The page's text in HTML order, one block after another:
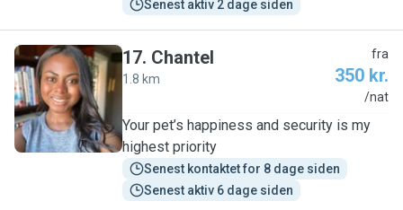
Senest aktiv 2 dage siden
C
17. Chantel
1.8 km
fra
350 kr.
/nat
Your pet’s happiness and security is my
highest priority
Senest kontaktet for 8 dage siden
Senest aktiv 6 dage siden